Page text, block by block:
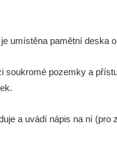
je umístěna pamětní deska
soukromé pozemky a
a uvádí nápis na ní